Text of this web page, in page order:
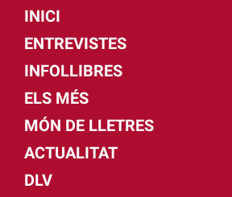
INICI
ENTREVISTES
INFOLLIBRES
ELS MÉS
MÓN DE LLETRES
ACTUALITAT
DLV